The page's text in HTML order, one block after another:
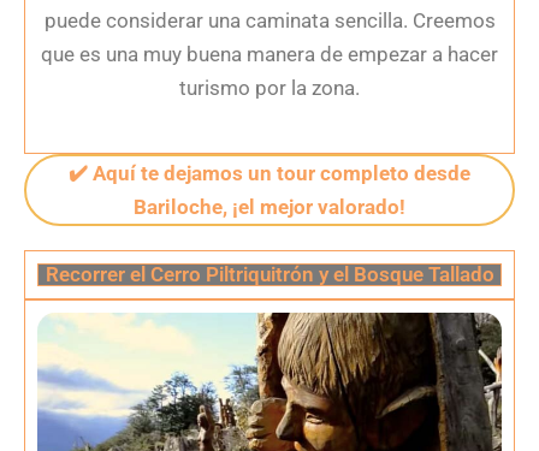
puede considerar una caminata sencilla. Creemos
que es una muy buena manera de empezar a hacer
turismo por la zona.
✔️ Aquí te dejamos un tour completo desde
Bariloche, ¡el mejor valorado!
Recorrer el Cerro Piltriquitrón y el Bosque Tallado